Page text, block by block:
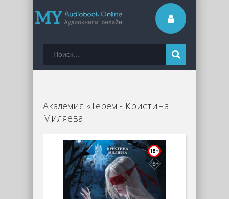
Академия «Терем - Кристина
Миляева